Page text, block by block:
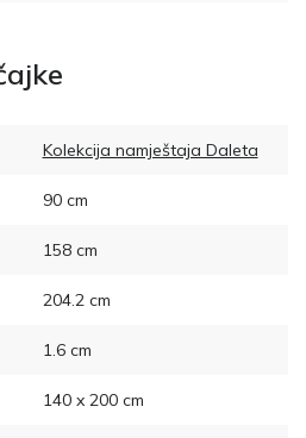
Kolekcija namještaja Daleta
90cm
158cm
204.2cm
1.6cm
140 x 200 cm